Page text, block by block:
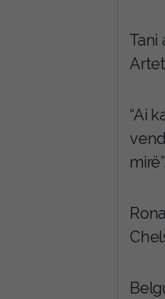
Tani
“Ai